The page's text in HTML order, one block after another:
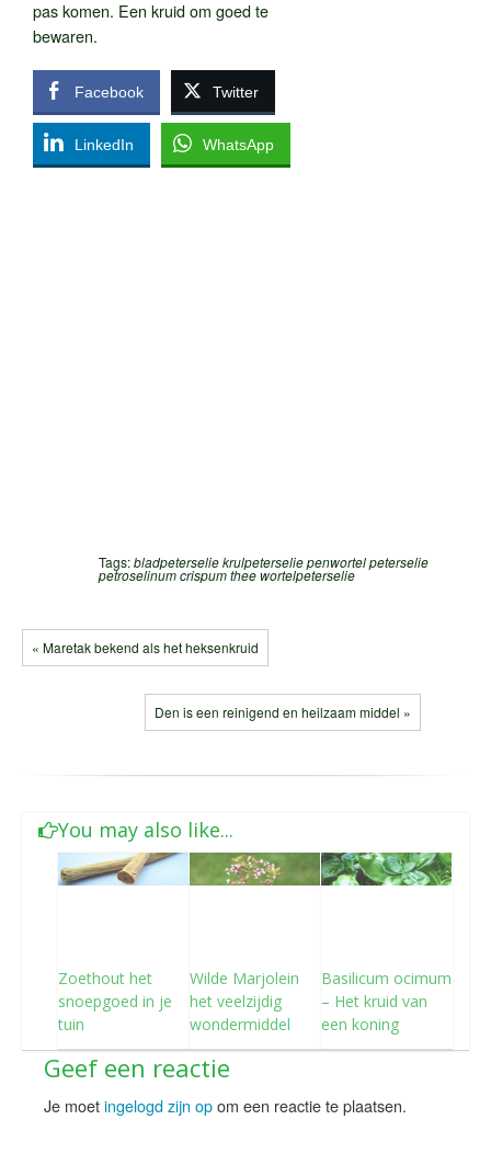
pas komen. Een kruid om goed te
bewaren.
Facebook Twitter
LinkedIn WhatsApp
Tags:bladpeterseliekrulpeterseliepenwortelpeterselie
petroselinum crispumtheewortelpeterselie
« Maretak bekend als het heksenkruid
Den is een reinigend en heilzaam middel »
You may also like...
Zoethout het
snoepgoed in je
tuin
Wilde Marjolein
het veelzijdig
wondermiddel
Basilicum ocimum
– Het kruid van
een koning
Geef een reactie
Je moetingelogd zijn opom een reactie te plaatsen.